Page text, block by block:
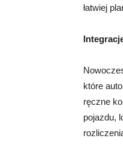
łatwiej
które
ręczne
pojazdu,